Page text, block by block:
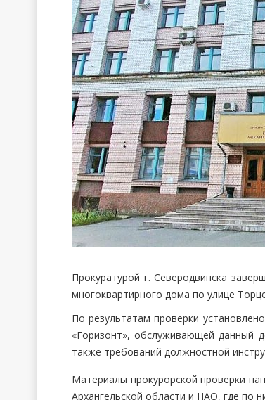
Прокуратурой г. Северодвинска
многоквартирного дома по улице
По результатам проверки
«Горизонт», обслуживающей данный
также требований должностной
Материалы прокурорской проверки
Архангельской области и НАО, где по